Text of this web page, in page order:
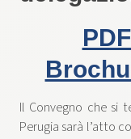
Il Convegno che si
Perugia sarà l’atto